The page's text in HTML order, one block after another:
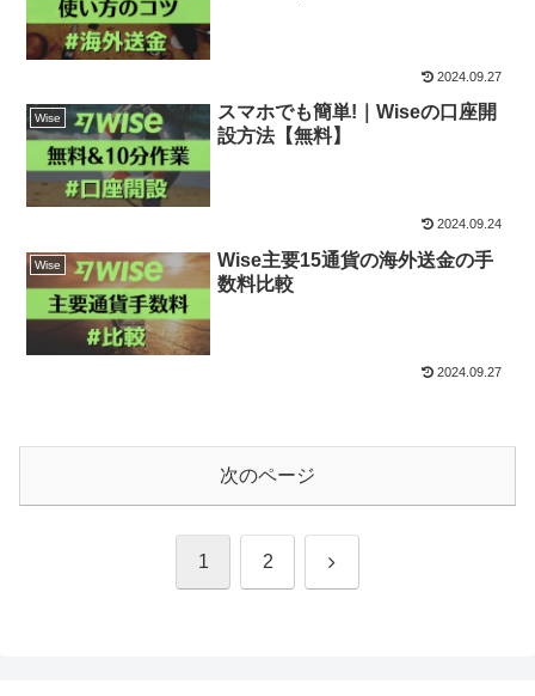
2024.09.27
Wise
スマホでも簡単!｜Wiseの口座開
設方法【無料】
2024.09.24
Wise
Wise主要15通貨の海外送金の手
数料比較
2024.09.27
次のページ
1 2 次